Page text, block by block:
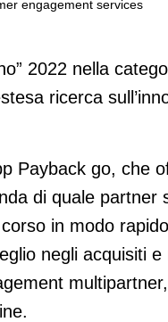
engagement services
nella
2022 nella
ricerca
Payback go, che
di quale partner
in modo
negli acquisiti